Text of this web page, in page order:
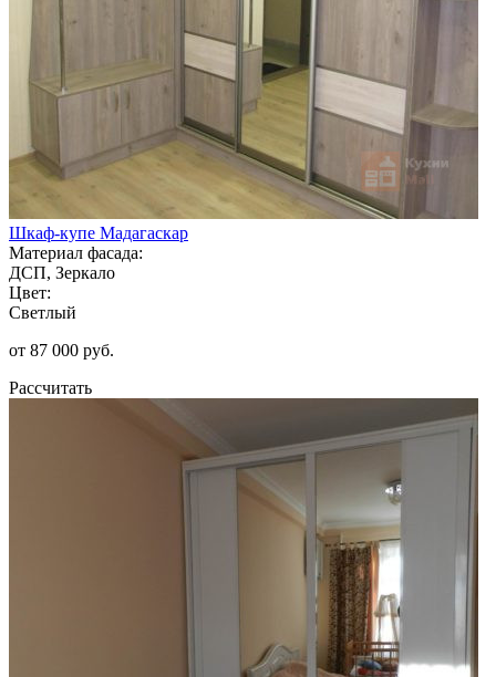
Шкаф-купе Мадагаскар
Материал фасада:
ДСП, Зеркало
Цвет:
Светлый
от 87 000 руб.
Рассчитать